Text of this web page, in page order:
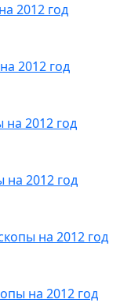
2012 год
2012 год
на 2012 год
на 2012 год
на 2012 год
на 2012 год